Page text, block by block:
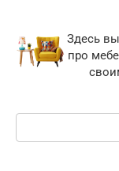
контенту
Здесь
про
Поиск: